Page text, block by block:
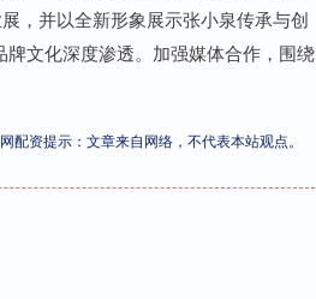
，并以全新形象展示张小泉传承与创
文化深度渗透。加强媒体合作，围绕
配资提示：文章来自网络，不代表本站观点。